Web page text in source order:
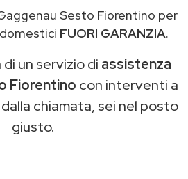
Sesto Fiorentino per
FUORI GARANZIA.
un servizio di assistenza
Fiorentino con interventi a
chiamata, sei nel posto
giusto.